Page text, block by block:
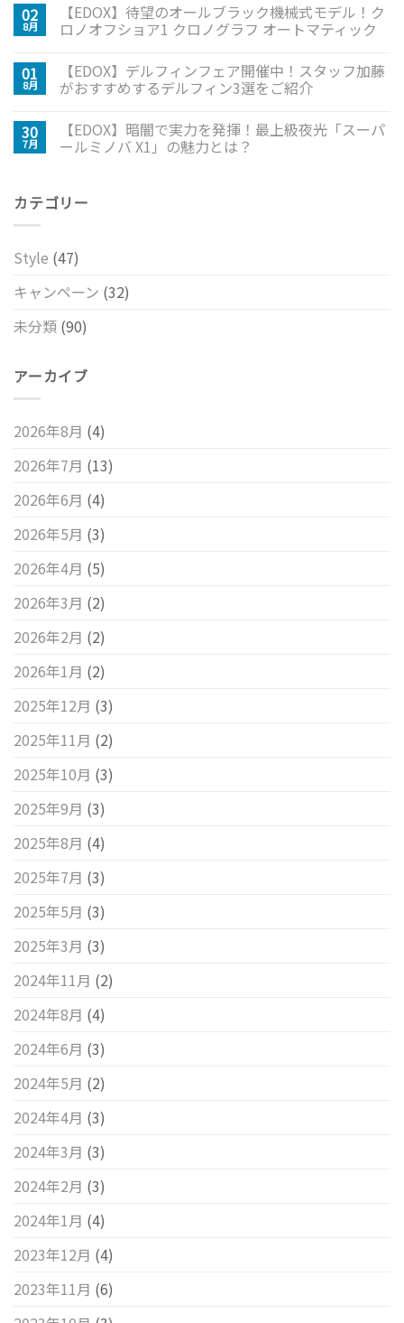
02
8月
【EDOX】待望のオールブラック機械式モデル！ク
ロノオフショア1 クロノグラフ オートマティック
01
8月
【EDOX】デルフィンフェア開催中！スタッフ加藤
がおすすめするデルフィン3選をご紹介
30
7月
【EDOX】暗闇で実力を発揮！最上級夜光「スーパ
ールミノバ X1」の魅力とは？
カテゴリー
Style (47)
キャンペーン (32)
未分類 (90)
アーカイブ
2026年8月 (4)
2026年7月 (13)
2026年6月 (4)
2026年5月 (3)
2026年4月 (5)
2026年3月 (2)
2026年2月 (2)
2026年1月 (2)
2025年12月 (3)
2025年11月 (2)
2025年10月 (3)
2025年9月 (3)
2025年8月 (4)
2025年7月 (3)
2025年5月 (3)
2025年3月 (3)
2024年11月 (2)
2024年8月 (4)
2024年6月 (3)
2024年5月 (2)
2024年4月 (3)
2024年3月 (3)
2024年2月 (3)
2024年1月 (4)
2023年12月 (4)
2023年11月 (6)